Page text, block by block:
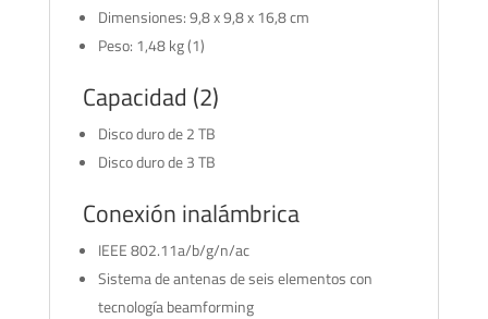
Dimensiones: 9,8 x 9,8 x 16,8 cm
Peso: 1,48 kg (1)
Capacidad (2)
Disco duro de 2 TB
Disco duro de 3 TB
Conexión inalámbrica
IEEE 802.11a/b/g/n/ac
Sistema de antenas de seis elementos con
tecnología beamforming